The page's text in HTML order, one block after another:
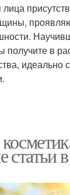
получите в
идеально
статьи